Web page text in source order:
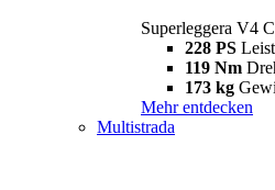
Superleggera V4
228 PS
119 Nm
173 kg
Mehr entdecken
Multistrada